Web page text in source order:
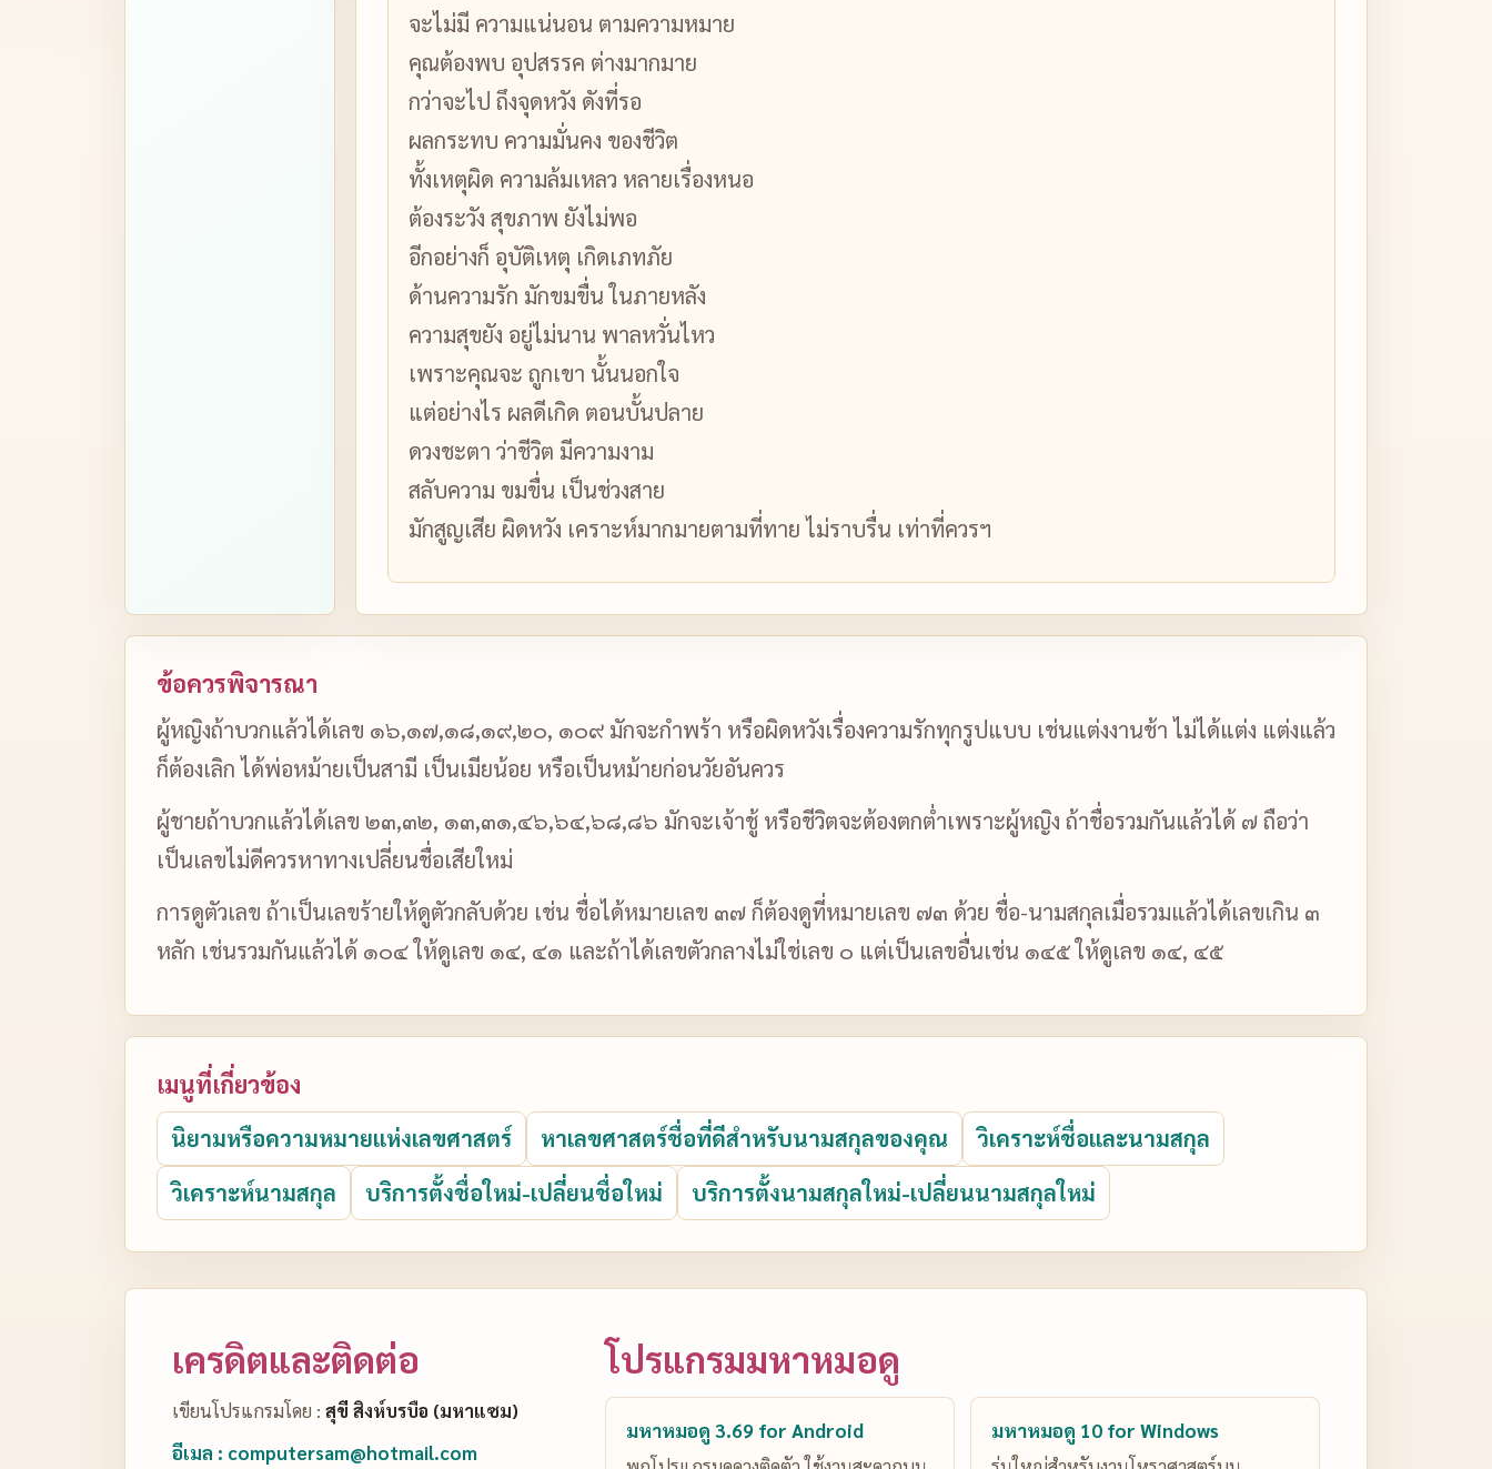
จะไม่มี ความแน่นอน ตามความหมาย
คุณต้องพบ อุปสรรค ต่างมากมาย
กว่าจะไป ถึงจุดหวัง ดังที่รอ
ผลกระทบ ความมั่นคง ของชีวิต
ทั้งเหตุผิด ความล้มเหลว หลายเรื่องหนอ
ต้องระวัง สุขภาพ ยังไม่พอ
อีกอย่างก็ อุบัติเหตุ เกิดเภทภัย
ด้านความรัก มักขมขื่น ในภายหลัง
ความสุขยัง อยู่ไม่นาน พาลหวั่นไหว
เพราะคุณจะ ถูกเขา นั้นนอกใจ
แต่อย่างไร ผลดีเกิด ตอนบั้นปลาย
ดวงชะตา ว่าชีวิต มีความงาม
สลับความ ขมขื่น เป็นช่วงสาย
มักสูญเสีย ผิดหวัง เคราะห์มากมายตามที่ทาย ไม่ราบรื่น เท่าที่ควรฯ
ข้อควรพิจารณา
ผู้หญิงถ้าบวกแล้วได้เลข ๑๖,๑๗,๑๘,๑๙,๒๐, ๑๐๙ มักจะกำพร้า หรือผิดหวังเรื่องความรักทุกรูปแบบ เช่นแต่งงานช้า ไม่ได้แต่ง แต่งแล้ว
ก็ต้องเลิก ได้พ่อหม้ายเป็นสามี เป็นเมียน้อย หรือเป็นหม้ายก่อนวัยอันควร
ผู้ชายถ้าบวกแล้วได้เลข ๒๓,๓๒, ๑๓,๓๑,๔๖,๖๔,๖๘,๘๖ มักจะเจ้าชู้ หรือชีวิตจะต้องตกต่ำเพราะผู้หญิง ถ้าชื่อรวมกันแล้วได้ ๗ ถือว่า
เป็นเลขไม่ดีควรหาทางเปลี่ยนชื่อเสียใหม่
การดูตัวเลข ถ้าเป็นเลขร้ายให้ดูตัวกลับด้วย เช่น ชื่อได้หมายเลข ๓๗ ก็ต้องดูที่หมายเลข ๗๓ ด้วย ชื่อ-นามสกุลเมื่อรวมแล้วได้เลขเกิน ๓
หลัก เช่นรวมกันแล้วได้ ๑๐๔ ให้ดูเลข ๑๔, ๔๑ และถ้าได้เลขตัวกลางไม่ใช่เลข ๐ แต่เป็นเลขอื่นเช่น ๑๔๕ ให้ดูเลข ๑๔, ๔๕
เมนูที่เกี่ยวข้อง
นิยามหรือความหมายแห่งเลขศาสตร์ หาเลขศาสตร์ชื่อที่ดีสำหรับนามสกุลของคุณ
วิเคราะห์ชื่อและนามสกุล
วิเคราะห์นามสกุล
บริการตั้งชื่อใหม่-เปลี่ยนชื่อใหม่ บริการตั้งนามสกุลใหม่-เปลี่ยนนามสกุลใหม่
เครดิตและติดต่อ
เขียนโปรแกรมโดย : สุขี สิงห์บรบือ (มหาแซม)
อีเมล : computersam@hotmail.com
โปรแกรมมหาหมอดู
มหาหมอดู 3.69 for Android มหาหมอดู 10 for Windows